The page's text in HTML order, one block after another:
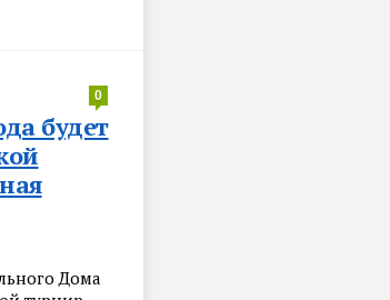
0
будет
Дома